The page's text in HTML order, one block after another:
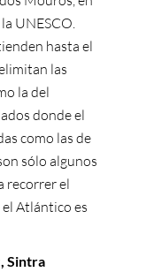
UNESCO.
hasta el
las
la del
donde el
como las de
sólo algunos
recorrer el
Atlántico es
Sintra